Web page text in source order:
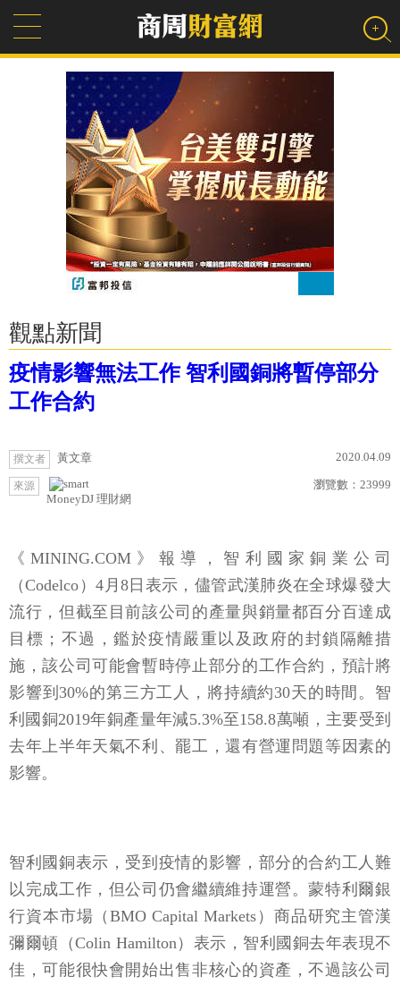
觀點新聞
疫情影響無法工作 智利國銅將暫停部分
工作合約
撰文者 黃文章 2020.04.09
來源
MoneyDJ 理財網
瀏覽數： 23999
《MINING.COM》報導，智利國家銅業公司
（Codelco）4月8日表示，儘管武漢肺炎在全球爆發大
流行，但截至目前該公司的產量與銷量都百分百達成
目標；不過，鑑於疫情嚴重以及政府的封鎖隔離措
施，該公司可能會暫時停止部分的工作合約，預計將
影響到30%的第三方工人，將持續約30天的時間。智
利國銅2019年銅產量年減5.3%至158.8萬噸，主要受到
去年上半年天氣不利、罷工，還有營運問題等因素的
影響。
智利國銅表示，受到疫情的影響，部分的合約工人難
以完成工作，但公司仍會繼續維持運營。蒙特利爾銀
行資本市場（BMO Capital Markets）商品研究主管漢
彌爾頓（Colin Hamilton）表示，智利國銅去年表現不
佳，可能很快會開始出售非核心的資產，不過該公司